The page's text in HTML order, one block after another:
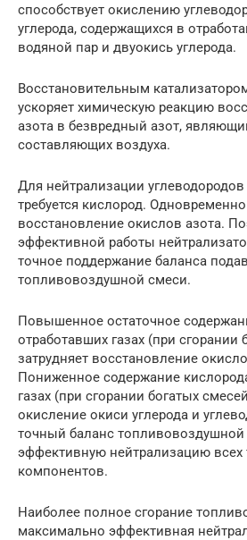
способствует окислению
углерода, содержащихся в
водяной пар и двуокись углерода.
Восстановительным
ускоряет химическую реакцию
азота в безвредный азот,
составляющих воздуха.
Для нейтрализации
требуется кислород.
восстановление окислов азота.
эффективной работы
точное поддержание баланса
топливовоздушной смеси.
Повышенное остаточное
отработавших газах (при сгорании
затрудняет восстановление
Пониженное содержание
газах (при сгорании богатых
окисление окиси углерода и
точный баланс топливовоздушной
эффективную нейтрализацию всех
компонентов.
Наиболее полное сгорание
максимально эффективная